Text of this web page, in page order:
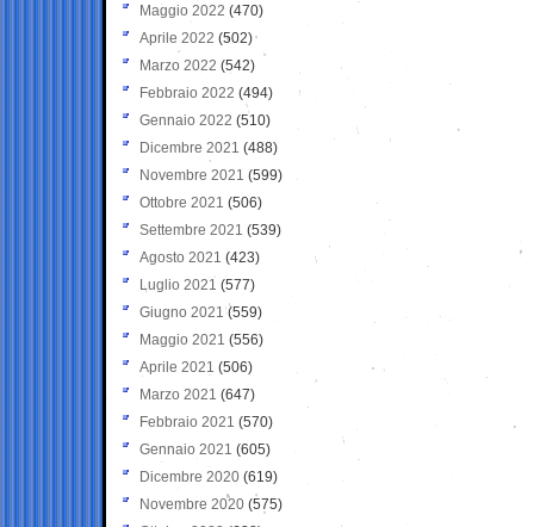
Maggio 2022 (470)
Aprile 2022 (502)
Marzo 2022 (542)
Febbraio 2022 (494)
Gennaio 2022 (510)
Dicembre 2021 (488)
Novembre 2021 (599)
Ottobre 2021 (506)
Settembre 2021 (539)
Agosto 2021 (423)
Luglio 2021 (577)
Giugno 2021(559)
Maggio 2021 (556)
Aprile 2021 (506)
Marzo 2021 (647)
Febbraio 2021 (570)
Gennaio 2021 (605)
Dicembre 2020 (619)
Novembre 2020 (575)